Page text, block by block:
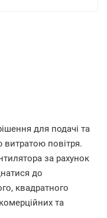
для подачі та
повітря.
за рахунок
до
квадратного
та